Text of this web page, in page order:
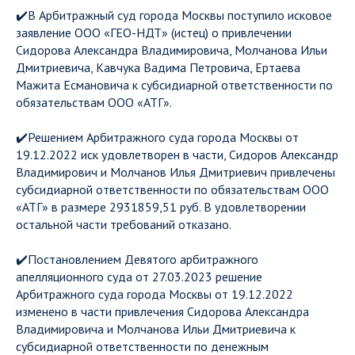
✔️В Арбитражный суд города Москвы поступило исковое
заявление ООО «ГЕО-НДТ» (истец) о привлечении
Сидорова Александра Владимировича, Молчанова Ильи
Дмитриевича, Кавчука Вадима Петровича, Ертаева
Мажита Есмановича к субсидиарной ответственности по
обязательствам ООО «АТГ».
✔️Решением Арбитражного суда города Москвы от
19.12.2022 иск удовлетворен в части, Сидоров Александр
Владимирович и Молчанов Илья Дмитриевич привлечены
субсидиарной ответственности по обязательствам ООО
«АТГ» в размере 2931859,51 руб. В удовлетворении
остальной части требований отказано.
✔️Постановлением Девятого арбитражного
апелляционного суда от 27.03.2023 решение
Арбитражного суда города Москвы от 19.12.2022
изменено в части привлечения Сидорова Александра
Владимировича и Молчанова Ильи Дмитриевича к
субсидиарной ответственности по денежным